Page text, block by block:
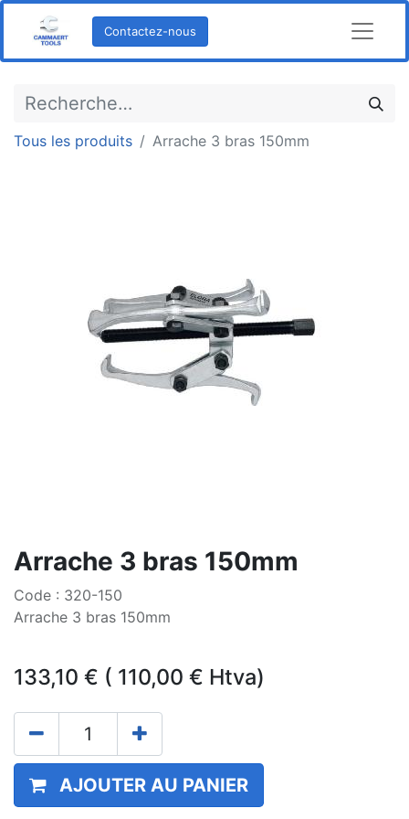
Contactez-nous
Tous les produits Arrache 3 bras 150mm
Arrache 3 bras 150mm
Code : 320-150
Arrache 3 bras 150mm
133,10 € ( 110,00 € Htva)
AJOUTER AU PANIER